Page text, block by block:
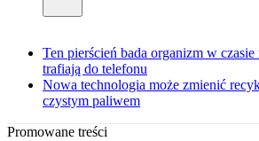
Ten pierścień bada organizm w
trafiają do telefonu
Nowa technologia może zmienić
czystym paliwem
Promowane treści